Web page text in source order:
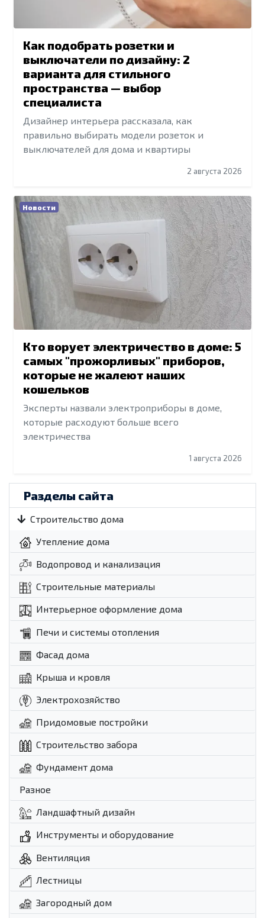
Как подобрать розетки и
выключатели по дизайну: 2
варианта для стильного
пространства — выбор
специалиста
Дизайнер интерьера рассказала, как
правильно выбирать модели розеток и
выключателей для дома и квартиры
2 августа 2026
Новости
Кто ворует электричество в доме: 5
самых "прожорливых" приборов,
которые не жалеют наших
кошельков
Эксперты назвали электроприборы в доме,
которые расходуют больше всего
электричества
1 августа 2026
Разделы сайта
Строительство дома
Утепление дома
Водопровод и канализация
Строительные материалы
Интерьерное оформление дома
Печи и системы отопления
Фасад дома
Крыша и кровля
Электрохозяйство
Придомовые постройки
Строительство забора
Фундамент дома
Разное
Ландшафтный дизайн
Инструменты и оборудование
Вентиляция
Лестницы
Загородный дом